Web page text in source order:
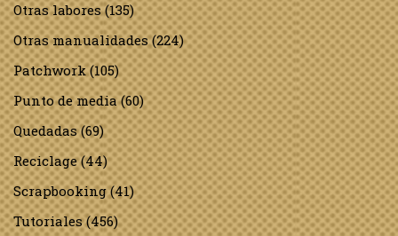
Otras labores(135)
Otras manualidades(224)
Patchwork(105)
Punto de media(60)
Quedadas(69)
Reciclage(44)
Scrapbooking(41)
Tutoriales(456)